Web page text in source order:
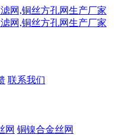
联系我们
网 铜镍合金丝网